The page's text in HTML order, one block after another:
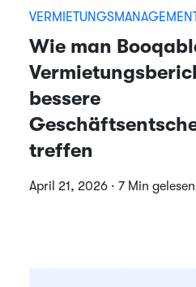
Wie man
bessere
treffen
April 21, 2026 · 7 Min gelesen